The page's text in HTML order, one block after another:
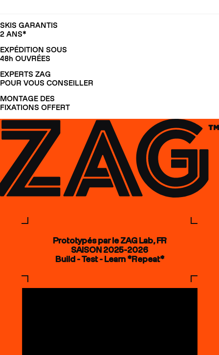
SKIS GARANTIS
2 ANS*
EXPÉDITION SOUS
48h OUVRÉES
EXPERTS ZAG
POUR VOUS CONSEILLER
MONTAGE DES
FIXATIONS OFFERT
Prototypés par le ZAG Lab, FR
SAISON 2025-2026
Build - Test - Learn *Repeat*